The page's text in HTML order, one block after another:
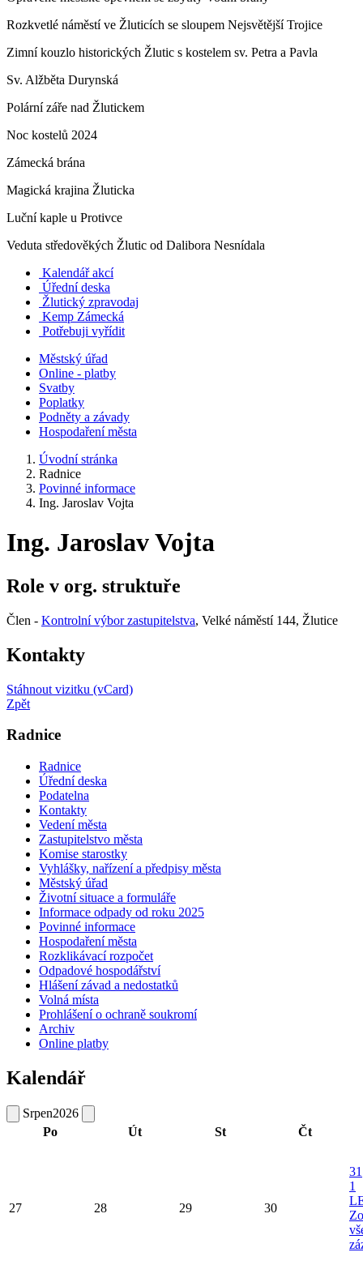
Rozkvetlé náměstí ve Žluticích se sloupem Nejsvětější Trojice
Zimní kouzlo historických Žlutic s kostelem sv. Petra a Pavla
Sv. Alžběta Durynská
Polární záře nad Žlutickem
Noc kostelů 2024
Zámecká brána
Magická krajina Žluticka
Luční kaple u Protivce
Veduta středověkých Žlutic od Dalibora Nesnídala
Kalendář akcí
Úřední deska
Žlutický zpravodaj
Kemp Zámecká
Potřebuji vyřídit
Městský úřad
Online - platby
Svatby
Poplatky
Podněty a závady
Hospodaření města
Úvodní stránka
Radnice
Povinné informace
Ing. Jaroslav Vojta
Ing. Jaroslav Vojta
Role v org. struktuře
Člen - Kontrolní výbor zastupitelstva, Velké náměstí 144, Žlutice
Kontakty
Stáhnout vizitku (vCard)
Zpět
Radnice
Radnice
Úřední deska
Podatelna
Kontakty
Vedení města
Zastupitelstvo města
Komise starostky
Vyhlášky, nařízení a předpisy města
Městský úřad
Životní situace a formuláře
Informace odpady od roku 2025
Povinné informace
Hospodaření města
Rozklikávací rozpočet
Odpadové hospodářství
Hlášení závad a nedostatků
Volná místa
Prohlášení o ochraně soukromí
Archiv
Online platby
Kalendář
Srpen2026
Po
Út St Čt
27 28 29 30
31
1